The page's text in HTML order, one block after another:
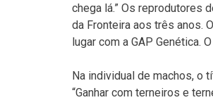
chega lá.” Os reprodutores
da Fronteira aos três anos.
lugar com a GAP Genética.
Na individual de machos, o
“Ganhar com terneiros e